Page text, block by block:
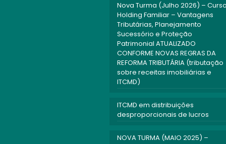
Nova Turma (Julho 2026) –
Holding Familiar – Vantagens
Tributárias, Planejamento
Sucessório e Proteção
Patrimonial ATUALIZADO
CONFORME NOVAS REGRAS DA
REFORMA TRIBUTÁRIA (tributação
sobre receitas imobiliárias e
ITCMD)
ITCMD em distribuições
desproporcionais de lucros
NOVA TURMA (MAIO 2025) –